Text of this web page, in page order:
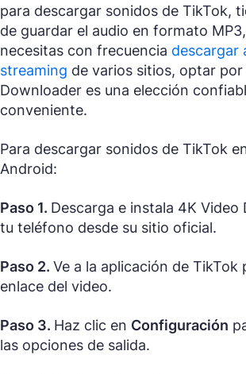
para descargar sonidos de TikTok,
de guardar el audio en formato
necesitas con frecuencia descargar
streaming de varios sitios, optar por
Downloader es una elección
conveniente.
Para descargar sonidos de TikTok
Android:
Paso 1. Descarga e instala 4K Video
tu teléfono desde su sitio oficial.
Paso 2. Ve a la aplicación de TikTok
enlace del video.
Paso 3. Haz clic en Configuración
las opciones de salida.